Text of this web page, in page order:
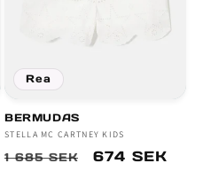
Rea
BERMUDAS
Säljare:
STELLA MC CARTNEY KIDS
Ordinarie
1 685 SEK 674 SEK